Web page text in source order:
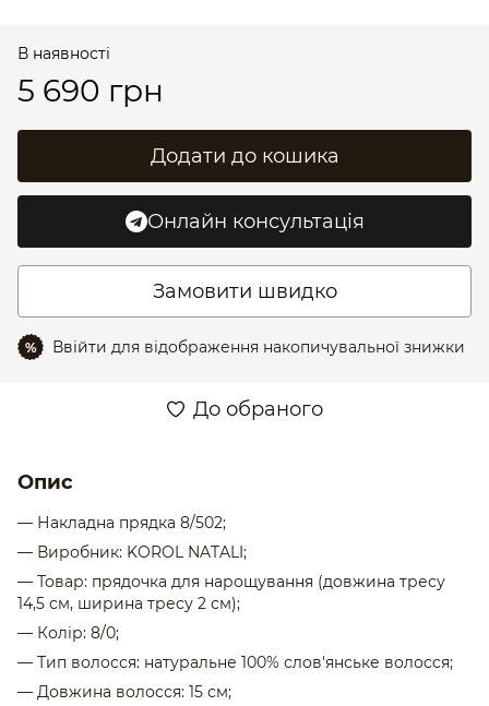
В наявності
5 690 грн
Додати до кошика
Онлайн консультація
Замовити швидко
% Ввійти для відображення накопичувальної знижки
До обраного
Опис
— Накладна прядка 8/502;
— Виробник: KOROL NATALI;
— Товар: прядочка для нарощування (довжина тресу
14,5 см, ширина тресу 2 см);
— Колір: 8/0;
— Тип волосся: натуральне 100% слов'янське волосся;
— Довжина волосся: 15 см;